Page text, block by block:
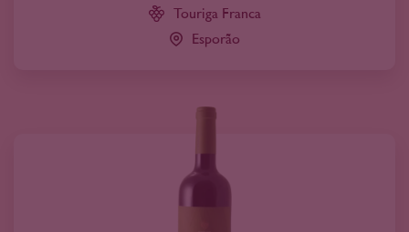
Touriga Franca
Esporão